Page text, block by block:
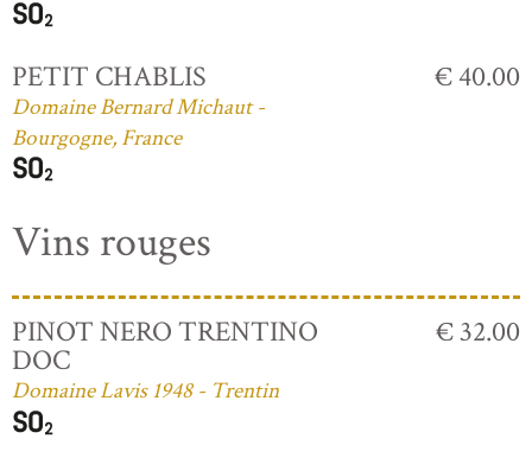
PETIT CHABLIS
Domaine Bernard Michaut -
Bourgogne, France
€ 40.00
Vins rouges
PINOT NERO TRENTINO
DOC
Domaine Lavis 1948 - Trentin
€ 32.00